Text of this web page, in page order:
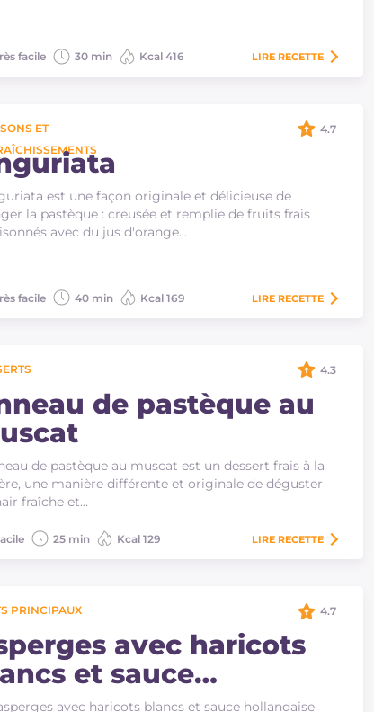
facile 30 min Kcal 416 LIRE RECETTE
ET
est une façon originale et délicieuse de
la pastèque : creusée et remplie de fruits frais
avec du jus d'orange…
4.7
facile 40 min Kcal 169 LIRE RECETTE
de pastèque au
de pastèque au muscat est un dessert frais à la
une manière différente et originale de déguster
fraîche et…
4.3
25 min Kcal 129 LIRE RECETTE
PRINCIPAUX
avec haricots
et sauce
avec haricots blancs et sauce hollandaise
4.7